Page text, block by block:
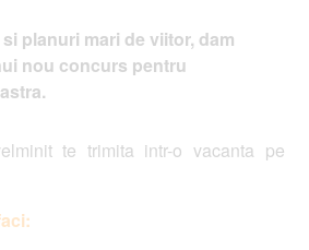
mari de viitor, dam
concurs pentru
te trimita intr-o vacanta pe